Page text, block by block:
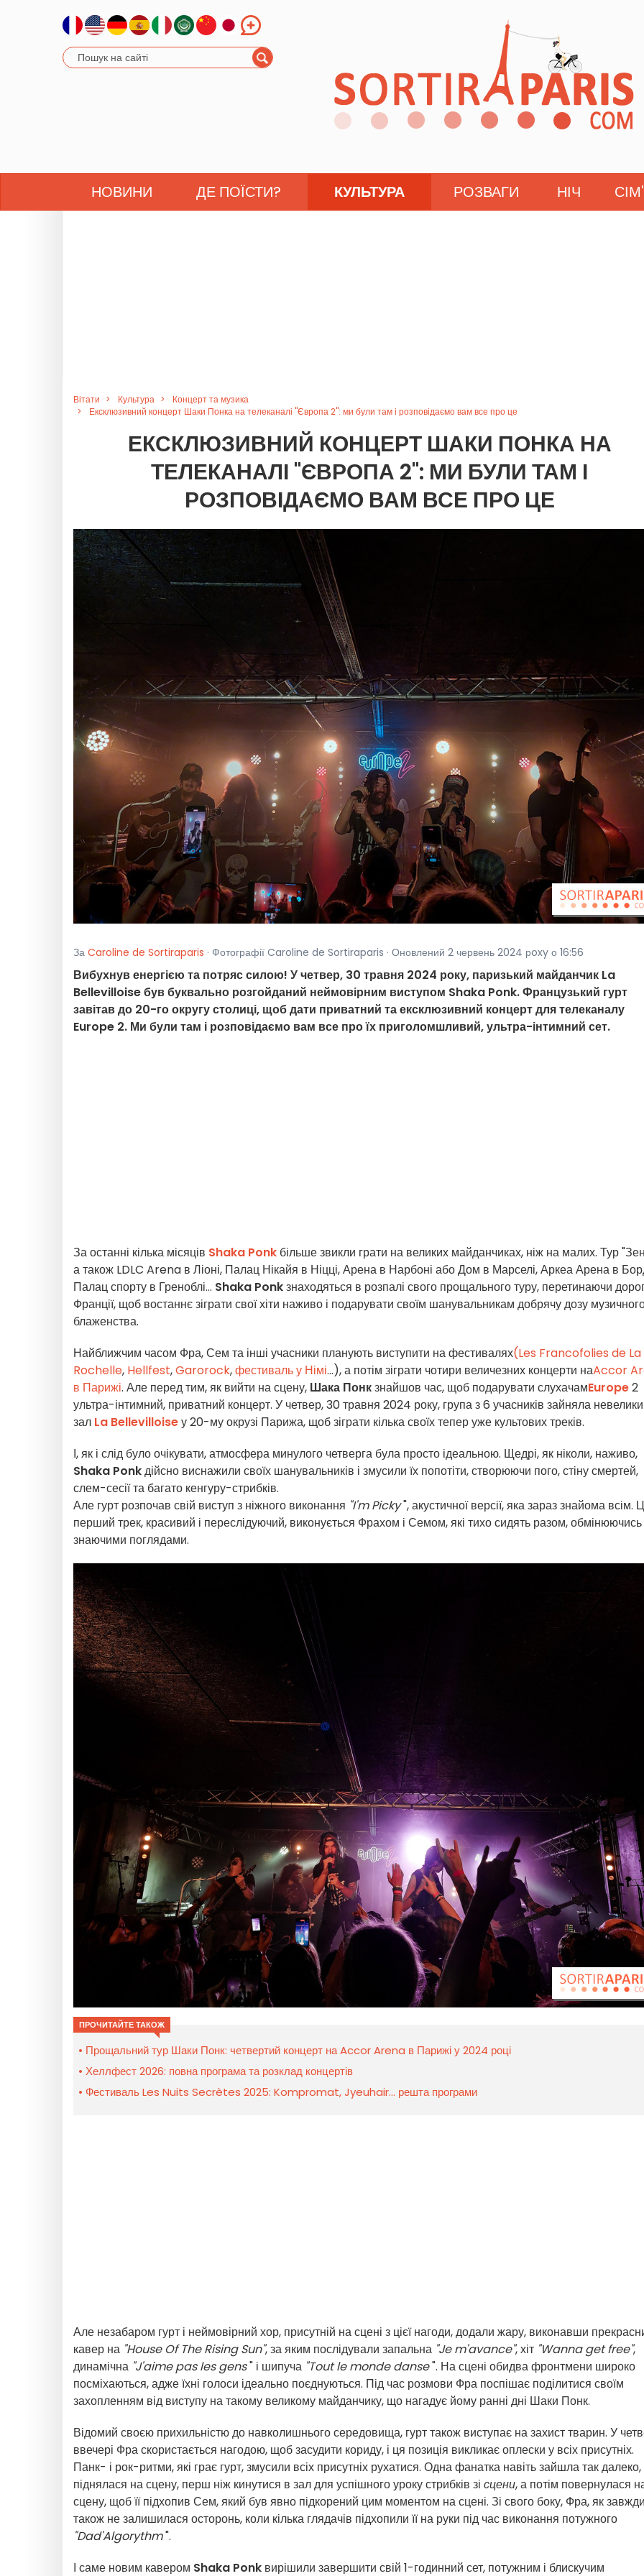
НОВИНИ ДЕ ПОЇСТИ? КУЛЬТУРА РОЗВАГИ НІЧ
Вітати Культура
Концерт та музика
Ексклюзивний концерт Шаки Понка на телеканалі "Європа 2": ми були там і розповідаємо вам все про це
ЕКСКЛЮЗИВНИЙ КОНЦЕРТ ШАКИ ПОНКА НА
ТЕЛЕКАНАЛІ "ЄВРОПА 2": МИ БУЛИ ТАМ І
РОЗПОВІДАЄМО ВАМ ВСЕ ПРО ЦЕ
За Caroline de Sortiraparis · Фотографії Caroline de Sortiraparis · Оновлений 2 червень 2024 рoxy о 16:56
Вибухнув енергією та потряс силою! У четвер, 30 травня 2024 року, паризький майданчик La
Bellevilloise був буквально розгойданий неймовірним виступом Shaka Ponk. Французький гурт
завітав до 20-го округу столиці, щоб дати приватний та ексклюзивний концерт для телеканалу
Europe 2. Ми були там і розповідаємо вам все про їх приголомшливий, ультра-інтимний сет.
За останні кілька місяців Shaka Ponk більше звикли грати на великих майданчиках, ніж на малих. Тур
а також LDLC Arena в Ліоні, Палац Нікайя в Ніцці, Арена в Нарбоні або Дом в Марселі, Аркеа Арена в
Палац спорту в Греноблі... Shaka Ponkзнаходяться в розпалі свого прощального туру, перетинаючи
Франції, щоб востаннє зіграти свої хіти наживо і подарувати своїм шанувальникам добрячу дозу
блаженства.
Найближчим часом Фра, Сем та інші учасники планують виступити на фестивалях(Les Francofolies de La
Rochelle, Hellfest,Garorock,фестиваль у Німі...), а потім зіграти чотири величезних концерти наAccor
в Парижі. Але перед тим, як вийти на сцену, Шака Понкзнайшов час, щоб подарувати слухачамEurope2
ультра-інтимний, приватний концерт. У четвер, 30 травня 2024 року, група з 6 учасників зайняла
зал La Bellevilloiseу 20-му окрузі Парижа, щоб зіграти кілька своїх тепер уже культових треків.
І, як і слід було очікувати, атмосфера минулого четверга була просто ідеальною. Щедрі, як ніколи, наживо,
Shaka Ponkдійсно виснажили своїх шанувальників і змусили їх попотіти, створюючи пого, стіну смертей,
слем-сесії та багато кенгуру-стрибків.
Але гурт розпочав свій виступ з ніжного виконання "I'm Picky", акустичної версії, яка зараз знайома всім.
перший трек, красивий і переслідуючий, виконується Фрахом і Семом, які тихо сидять разом, обмінюючись
знаючими поглядами.
ПРОЧИТАЙТЕ ТАКОЖ
Прощальний тур Шаки Понк: четвертий концерт на Accor Arena в Парижі у 2024 році
Хеллфест 2026: повна програма та розклад концертів
Фестиваль Les Nuits Secrètes 2025: Kompromat, Jyeuhair... решта програми
Але незабаром гурт і неймовірний хор, присутній на сцені з цієї нагоди, додали жару, виконавши
кавер на "House Of The Rising Sun", за яким послідували запальна "Je m'avance", хіт "Wanna get free",
динамічна "J'aime pas les gens" і шипуча "Tout le monde danse". На сцені обидва фронтмени широко
посміхаються, адже їхні голоси ідеально поєднуються. Під час розмови Фра поспішає поділитися своїм
захопленням від виступу на такому великому майданчику, що нагадує йому ранні дні Шаки Понк.
Відомий своєю прихильністю до навколишнього середовища, гурт також виступає на захист тварин. У
ввечері Фра скористається нагодою, щоб засудити кориду, і ця позиція викликає оплески у всіх присутніх.
Панк- і рок-ритми, які грає гурт, змусили всіх присутніх рухатися. Одна фанатка навіть зайшла так
піднялася на сцену, перш ніж кинутися в зал для успішного уроку стрибків зі сцени, а потім повернулася
сцену, щоб її підхопив Сем, який був явно підкорений цим моментом на сцені. Зі свого боку, Фра, як
також не залишилася осторонь, коли кілька глядачів підхопили її на руки під час виконання потужного
"Dad'Algorythm".
І саме новим кавером Shaka Ponk вирішили завершити свій 1-годинний сет, потужним і блискучим